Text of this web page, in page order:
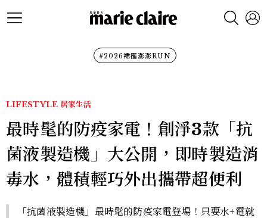
#2026裙襬澎澎RUN
LIFESTYLE 居家生活
最時髦的防疫家電！創淨3款「抗
菌液製造機」大公開，即時製造消
毒水，體積輕巧外出攜帶超便利
「抗菌液製造機」最時髦的防疫家電登場！只要水+電就